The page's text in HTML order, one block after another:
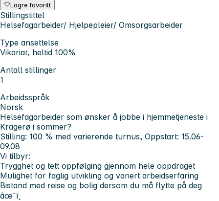
Lagre favoritt
Stillingstittel
Helsefagarbeider/ Hjelpepleier/ Omsorgsarbeider
Type ansettelse
Vikariat, heltid 100%
Antall stillinger
1
Arbeidsspråk
Norsk
Helsefagarbeider som ønsker å jobbe i hjemmetjeneste i
Kragerø i sommer?
Stilling: 100 % med varierende turnus, Oppstart: 15.06-
09.08
Vi tilbyr:
Trygghet og tett oppfølging gjennom hele oppdraget
Mulighet for faglig utvikling og variert arbeidserfaring
Bistand med reise og bolig dersom du må flytte på deg
âœˆï¸